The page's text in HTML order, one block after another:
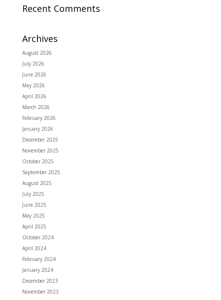
Recent Comments
Archives
August 2026
July 2026
June 2026
May 2026
April 2026
March 2026
February 2026
January 2026
December 2025
November 2025
October 2025
September 2025
August 2025
July 2025
June 2025
May 2025
April 2025
October 2024
April 2024
February 2024
January 2024
December 2023
November 2023